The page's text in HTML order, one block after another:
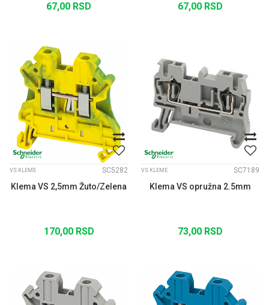
67,00 RSD 67,00 RSD
VS KLEME SC5282
Klema VS 2,5mm Žuto/Zelena
170,00 RSD
VS KLEME SC7189
Klema VS opružna 2.5mm
73,00 RSD